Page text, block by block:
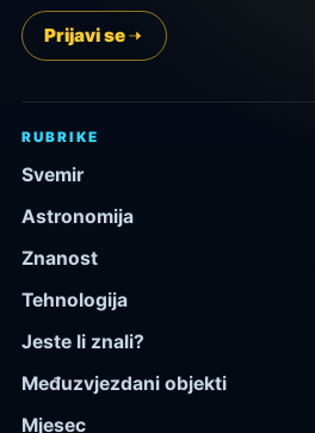
Prijavi se
RUBRIKE
Svemir
Astronomija
Znanost
Tehnologija
Jeste li znali?
Međuzvjezdani objekti
Mjesec